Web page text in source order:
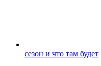
сезон и что там будет